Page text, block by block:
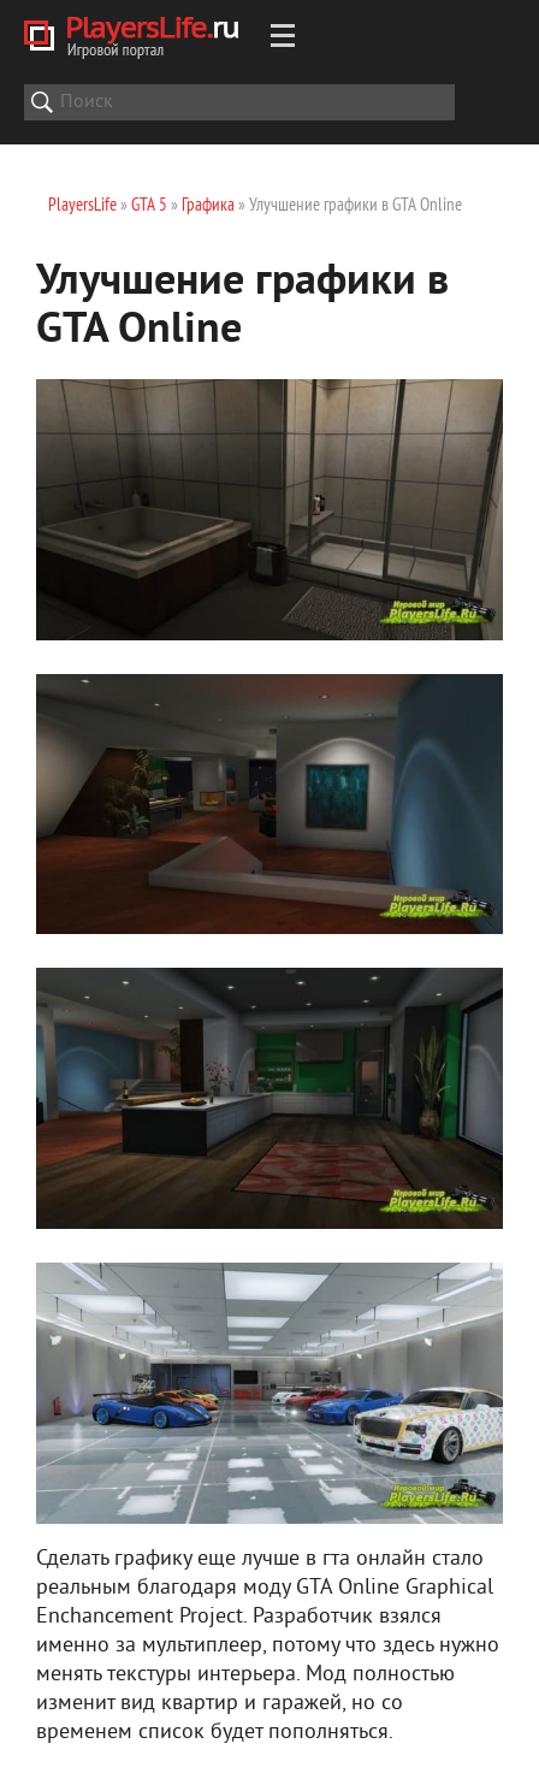
PlayersLife» GTA 5 » Графика» Улучшение графики в GTA Online
Улучшение графики в
GTA Online
Сделать графику еще лучше в гта онлайн стало
реальным благодаря моду GTA Online Graphical
Enchancement Project. Разработчик взялся
именно за мультиплеер, потому что здесь нужно
менять текстуры интерьера. Мод полностью
изменит вид квартир и гаражей, но со
временем список будет пополняться.